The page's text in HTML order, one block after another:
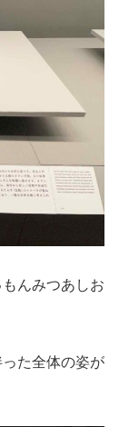
んみつあしお
た全体の姿が